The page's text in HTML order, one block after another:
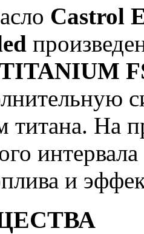
Castrol
титана. На
и